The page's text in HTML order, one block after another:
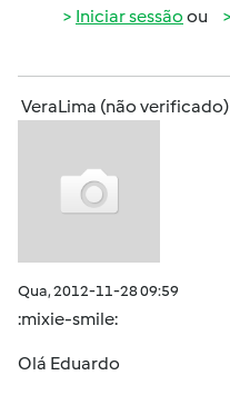
Iniciar sessão ou
VeraLima (não verificado)
Qua, 2012-11-28 09:59
:mixie-smile:
Olá Eduardo